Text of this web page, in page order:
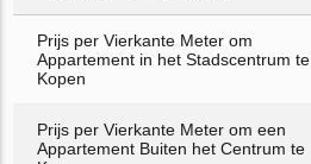
Prijs per Vierkante Meter om
Appartement in het Stadscentrum te
Kopen
Prijs per Vierkante Meter om een
Appartement Buiten het Centrum te